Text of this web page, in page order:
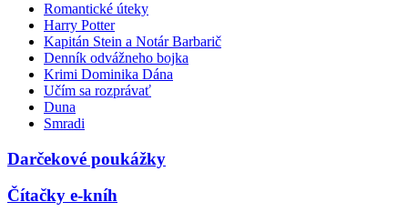
Romantické úteky
Harry Potter
Kapitán Stein a Notár Barbarič
Denník odvážneho bojka
Krimi Dominika Dána
Učím sa rozprávať
Duna
Smradi
Darčekové poukážky
Čítačky e-kníh